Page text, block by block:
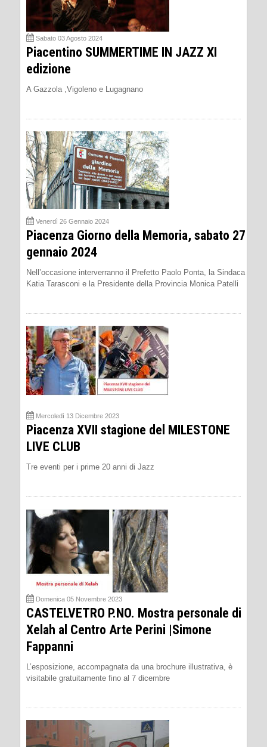
Sabato 03 Agosto 2024
Piacentino SUMMERTIME IN JAZZ XI
edizione
A Gazzola ,Vigoleno e Lugagnano
Venerdì 26 Gennaio 2024
Piacenza Giorno della Memoria, sabato 27
gennaio 2024
Nell’occasione interverranno il Prefetto Paolo Ponta, la Sindaca
Katia Tarasconi e la Presidente della Provincia Monica Patelli
Mercoledì 13 Dicembre 2023
Piacenza XVII stagione del MILESTONE
LIVE CLUB
Tre eventi per i prime 20 anni di Jazz
Domenica 05 Novembre 2023
CASTELVETRO P.NO. Mostra personale di
Xelah al Centro Arte Perini |Simone
Fappanni
L’esposizione, accompagnata da una brochure illustrativa, è
visitabile gratuitamente fino al 7 dicembre